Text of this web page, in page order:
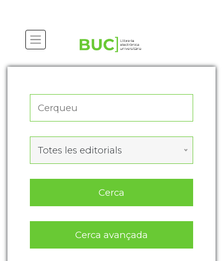
Totes les editorials
Cerca
Cerca avançada